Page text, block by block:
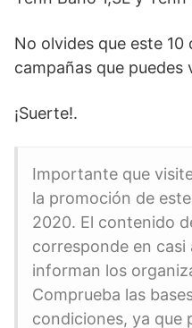
No olvides que este 10
campañas que puedes
¡Suerte!.
Importante que
la promoción de
2020. El contenido
corresponde en casi
informan los
Comprueba las
condiciones, ya que